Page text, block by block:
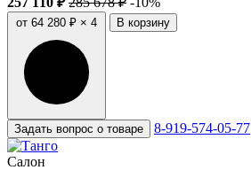
от 64 280 ₽ × 4 В корзину
Задать вопрос о товаре 8-919-574-05-77
Салон